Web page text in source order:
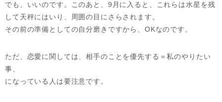
でも、いいのです。このあと、9月に入ると、これらは水星を残
して天秤にはいり、周囲の目にさらされます。
その前の準備としての自分磨きですから、OKなのです。
ただ、恋愛に関しては、相手のことを優先する＝私のやりたい
事、
になっている人は要注意です。